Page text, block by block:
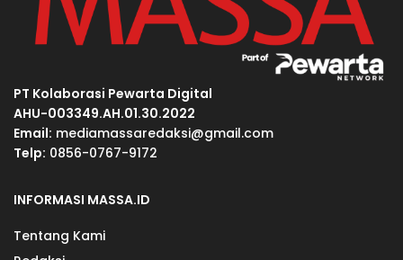
PT Kolaborasi Pewarta Digital
AHU-003349.AH.01.30.2022
Email: mediamassaredaksi@gmail.com
Telp: 0856-0767-9172
INFORMASI MASSA.ID
Tentang Kami